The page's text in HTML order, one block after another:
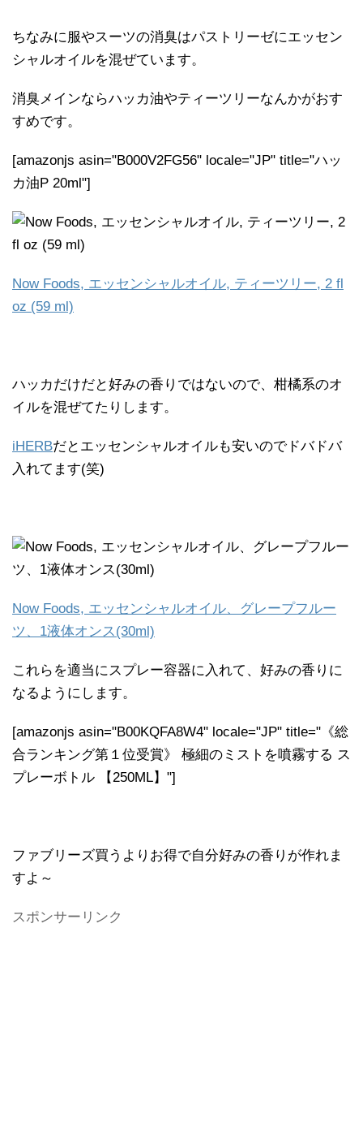
ちなみに服やスーツの消臭はパストリーゼにエッセン
シャルオイルを混ぜています。
消臭メインならハッカ油やティーツリーなんかがおす
すめです。
[amazonjs asin="B000V2FG56" locale="JP" title="ハッ
カ油P 20ml"]
Now Foods, エッセンシャルオイル, ティーツリー, 2 fl
oz (59 ml)
ハッカだけだと好みの香りではないので、柑橘系のオ
イルを混ぜてたりします。
iHERBだとエッセンシャルオイルも安いのでドバドバ
入れてます(笑)
Now Foods, エッセンシャルオイル、グレープフルー
ツ、1液体オンス(30ml)
これらを適当にスプレー容器に入れて、好みの香りに
なるようにします。
[amazonjs asin="B00KQFA8W4" locale="JP" title="《総
合ランキング第１位受賞》 極細のミストを噴霧する ス
プレーボトル 【250ML】"]
ファブリーズ買うよりお得で自分好みの香りが作れま
すよ～
スポンサーリンク